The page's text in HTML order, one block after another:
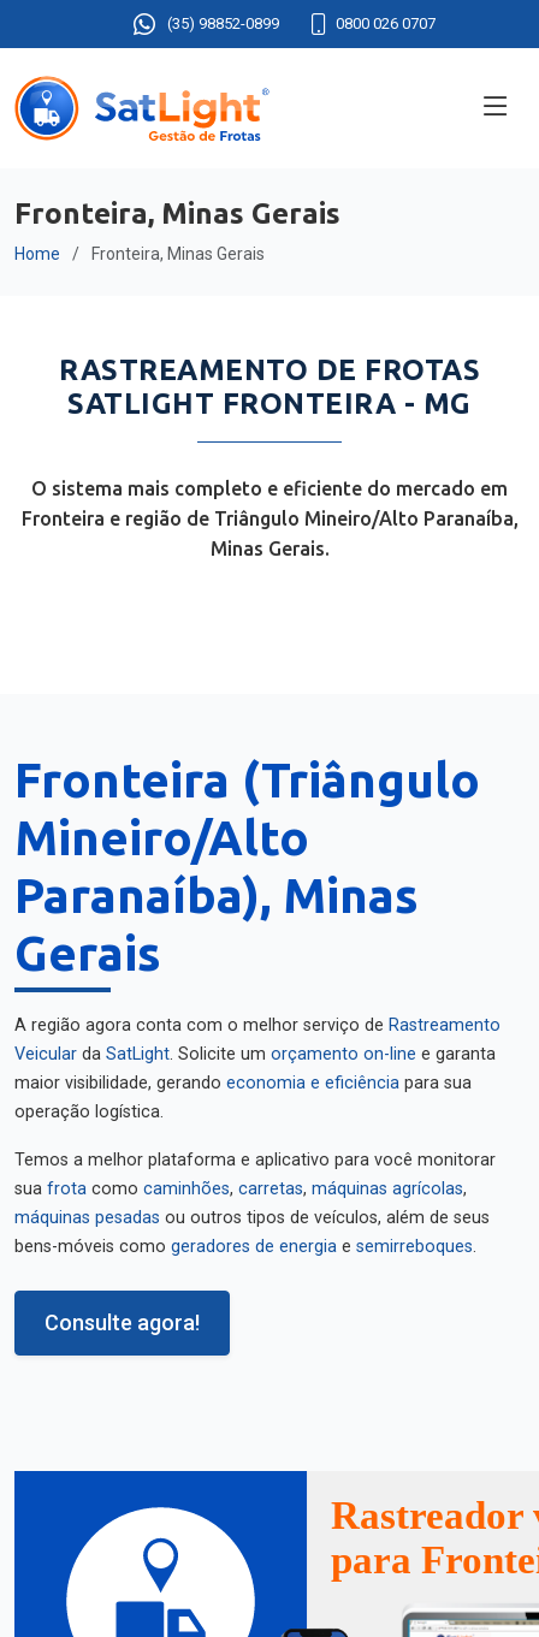
(35) 98852-0899 0800 026 0707
Fronteira, Minas Gerais
Home Fronteira, Minas Gerais
RASTREAMENTO DE FROTAS
SATLIGHT FRONTEIRA - MG
O sistema mais completo e eficiente do mercado em
Fronteira e região de Triângulo Mineiro/Alto Paranaíba,
Minas Gerais.
Fronteira (Triângulo
Mineiro/Alto
Paranaíba), Minas
Gerais
A região agora conta com o melhor serviço de Rastreamento
Veicular da SatLight. Solicite um orçamento on-line e garanta
maior visibilidade, gerando economia e eficiência para sua
operação logística.
Temos a melhor plataforma e aplicativo para você monitorar
sua frota como caminhões, carretas, máquinas agrícolas,
máquinas pesadas ou outros tipos de veículos, além de seus
bens-móveis como geradores de energia e semirreboques.
Consulte agora!
Rastreador
para